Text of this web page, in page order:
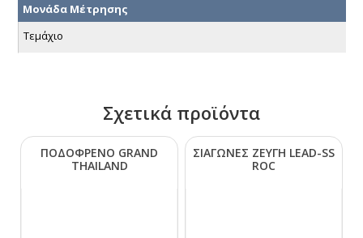
Μονάδα Μέτρησης
Τεμάχιο
Σχετικά προϊόντα
ΠΟΔΟΦΡΕΝΟ GRΑΝD
ΤΗΑΙLΑΝD
ΣΙΑΓΩΝΕΣ ΖΕΥΓΗ LΕΑD-SS
RΟC